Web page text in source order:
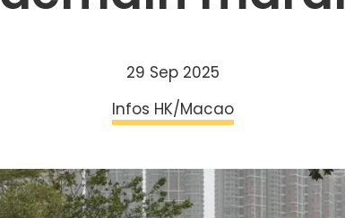
29 Sep 2025
Infos HK/Macao